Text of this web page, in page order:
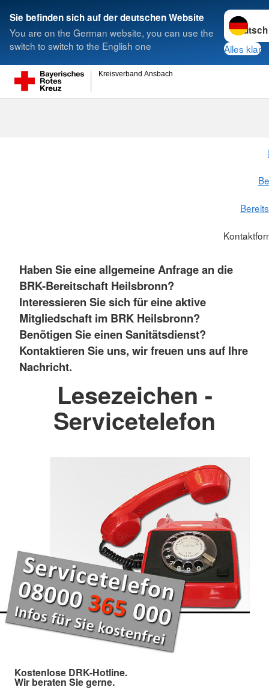
Sie befinden sich auf der deutschen Website
You are on the German website, you can use the
switch to switch to the English one
Sprache
Alles klar
Kreisverband Ansbach
Suche
Haben Sie eine allgemeine Anfrage an die
BRK-Bereitschaft Heilsbronn?
Interessieren Sie sich für eine aktive
Mitgliedschaft im BRK Heilsbronn?
Benötigen Sie einen Sanitätsdienst?
Kontaktieren Sie uns, wir freuen uns auf Ihre
Nachricht.
Lesezeichen -
Servicetelefon
Kostenlose DRK-Hotline.
Wir beraten Sie gerne.